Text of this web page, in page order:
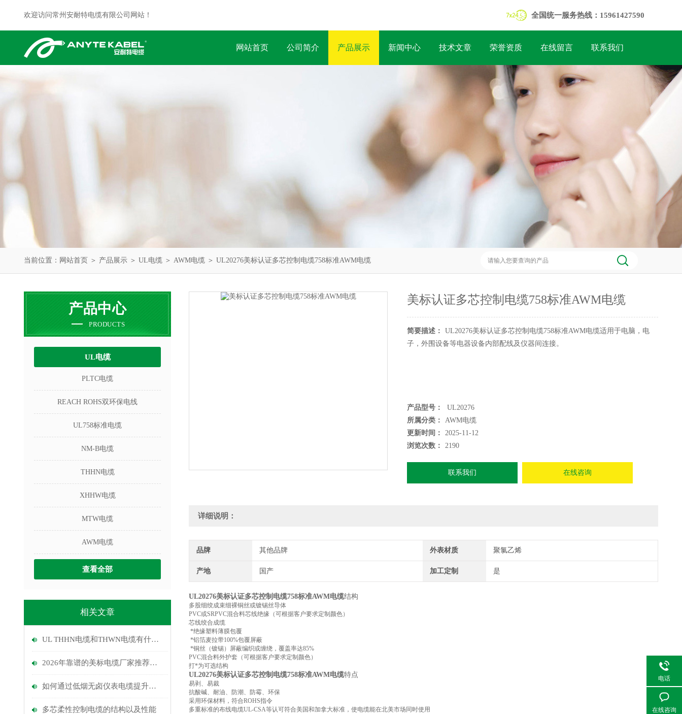
欢迎访问常州安耐特电缆有限公司网站！ 全国统一服务热线：15961427590
网站首页 公司简介 产品展示 新闻中心 技术文章 荣誉资质 在线留言 联系我们
当前位置： 网站首页 ＞ 产品展示 ＞ UL电缆 ＞ AWM电缆 ＞ UL20276美标认证多芯控制电缆758标准AWM电缆
产品中心
PRODUCTS
UL电缆
PLTC电缆
REACH ROHS双环保电线
UL758标准电缆
NM-B电缆
THHN电缆
XHHW电缆
MTW电缆
AWM电缆
查看全部
相关文章
UL THHN电缆和THWN电缆有什么区别?
2026年靠谱的美标电缆厂家推荐：长期对美出口、认证齐全
如何通过低烟无卤仪表电缆提升建筑物的防火性能？
多芯柔性控制电缆的​结构以及​性能
美标认证多芯控制电缆758标准AWM电缆
简要描述：
UL20276美标认证多芯控制电缆758标准AWM电缆适用于电脑，电
子，外围设备等电器设备内部配线及仪器间连接。
产品型号：
UL20276
所属分类：
AWM电缆
更新时间：
2025-11-12
浏览次数：
2190
联系我们 在线咨询
详细说明：
品牌 其他品牌 外表材质 聚氯乙烯
产地 国产 加工定制 是
UL20276美标认证多芯控制电缆758标准AWM电缆结构
多股细绞成束细裸铜丝或镀锡丝导体
PVC或SRPVC混合料芯线绝缘（可根据客户要求定制颜色）
芯线绞合成缆
*绝缘塑料薄膜包覆
*铝箔麦拉带100%包覆屏蔽
*铜丝（镀锡）屏蔽编织或缠绕，覆盖率达85%
PVC混合料外护套（可根据客户要求定制颜色）
打*为可选结构
UL20276美标认证多芯控制电缆758标准AWM电缆特点
易剥、易裁
抗酸碱、耐油、防潮、防霉、环保
采用环保材料，符合ROHS指令
多重标准的布线电缆UL-CSA等认可符合美国和加拿大标准，使电缆能在北美市场同时使用
电话
在线咨询